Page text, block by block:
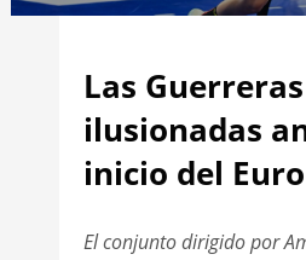
Las Guerreras
ilusionadas
inicio del
El conjunto dirigido por